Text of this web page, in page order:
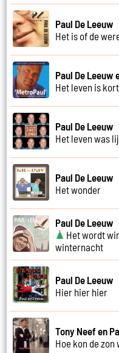
Paul De Leeuw
Het is of de
Paul De Leeuw
Het leven is kort
Paul De Leeuw
Het leven was
Paul De Leeuw
Het wonder
Paul De Leeuw
Het wordt
winternacht
Paul De Leeuw
Hier hier hier
Tony Neef en
Hoe kon de